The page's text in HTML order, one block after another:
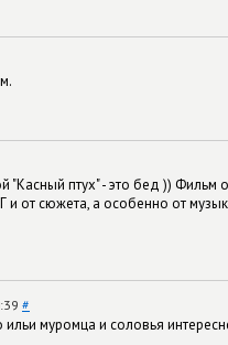
"Касный птух" - это бед ))
и от сюжета, а особенно от
#
ильи муромца и соловья